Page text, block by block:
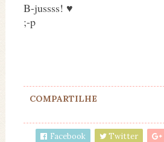
B-jussss! ♥
;-p
COMPARTILHE
Facebook Twitter